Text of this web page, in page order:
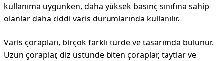
kullanıma uygunken, daha yüksek basınç sınıfına sahip
olanlar daha ciddi varis durumlarında kullanılır.
Varis çorapları, birçok farklı türde ve tasarımda bulunur.
Uzun çoraplar, diz üstünde biten çoraplar, taytlar ve